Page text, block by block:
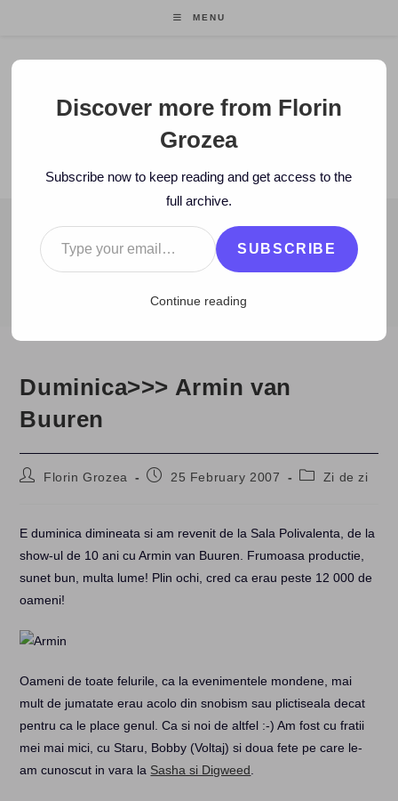
MENU
Florin Grozea
ENTREPRENEUR. FOUNDER/CEO MOCAPP.
BLOG
2007 > February > 25 > Zi de zi > Duminica>>> Armin van
Duminica>>> Armin van
Buuren
PostFlorin Grozea
Post25 February 2007
PostZi de zi
E duminica dimineata si am revenit de la Sala Polivalenta, de la
show-ul de 10 ani cu Armin van Buuren. Frumoasa productie,
sunet bun, multa lume! Plin ochi, cred ca erau peste 12 000 de
oameni!
Oameni de toate felurile, ca la evenimentele mondene, mai
mult de jumatate erau acolo din snobism sau plictiseala decat
pentru ca le place genul. Ca si noi de altfel :-) Am fost cu fratii
mei mai mici, cu Staru, Bobby (Voltaj) si doua fete pe care le-
am cunoscut in vara la Sasha si Digweed
Discover more from Florin
Grozea
Subscribe now to keep reading and get access to the
full archive.
Type your email…
SUBSCRIBE
Continue reading